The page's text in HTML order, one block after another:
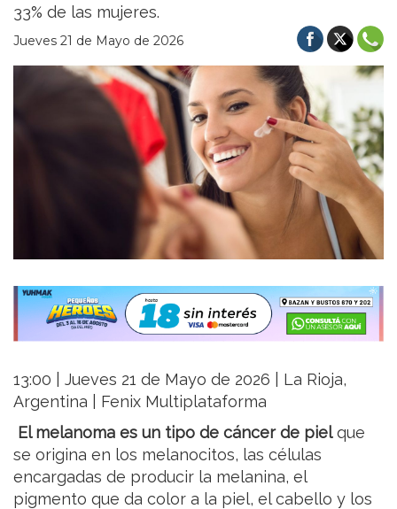
33% de las mujeres.
Jueves 21 de Mayo de 2026
13:00 | Jueves 21 de Mayo de 2026 | La Rioja,
Argentina | Fenix Multiplataforma
El melanoma es un tipo de cáncer de pielque
se origina en los melanocitos, las células
encargadas de producir la melanina, el
pigmento que da color a la piel, el cabello y los